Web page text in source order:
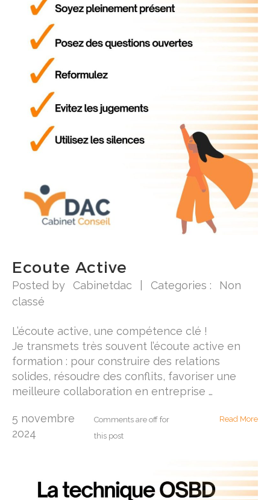
Ecoute Active
Posted by Cabinetdac Categories :
Non
classé
L’écoute active, une compétence clé !
Je transmets très souvent l’écoute active en
formation : pour construire des relations
solides, résoudre des conflits, favoriser une
meilleure collaboration en entreprise …
5 novembre
2024
Comments are off for
this post
Read More